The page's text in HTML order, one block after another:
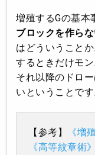
増殖するGの基本
ブロックを作ら
はどういうこと
するときだけモ
それ以降のドロ
いということです
【参考】
《増
《高等紋章術